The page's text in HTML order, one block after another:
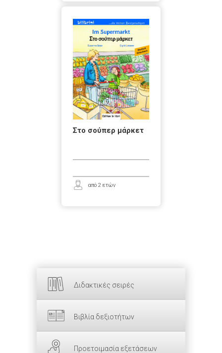
Διδακτικές σειρές
Βιβλία δεξιοτήτων
Προετοιμασία εξετάσεων
Στο σούπερ μάρκετ
από 2 ετών